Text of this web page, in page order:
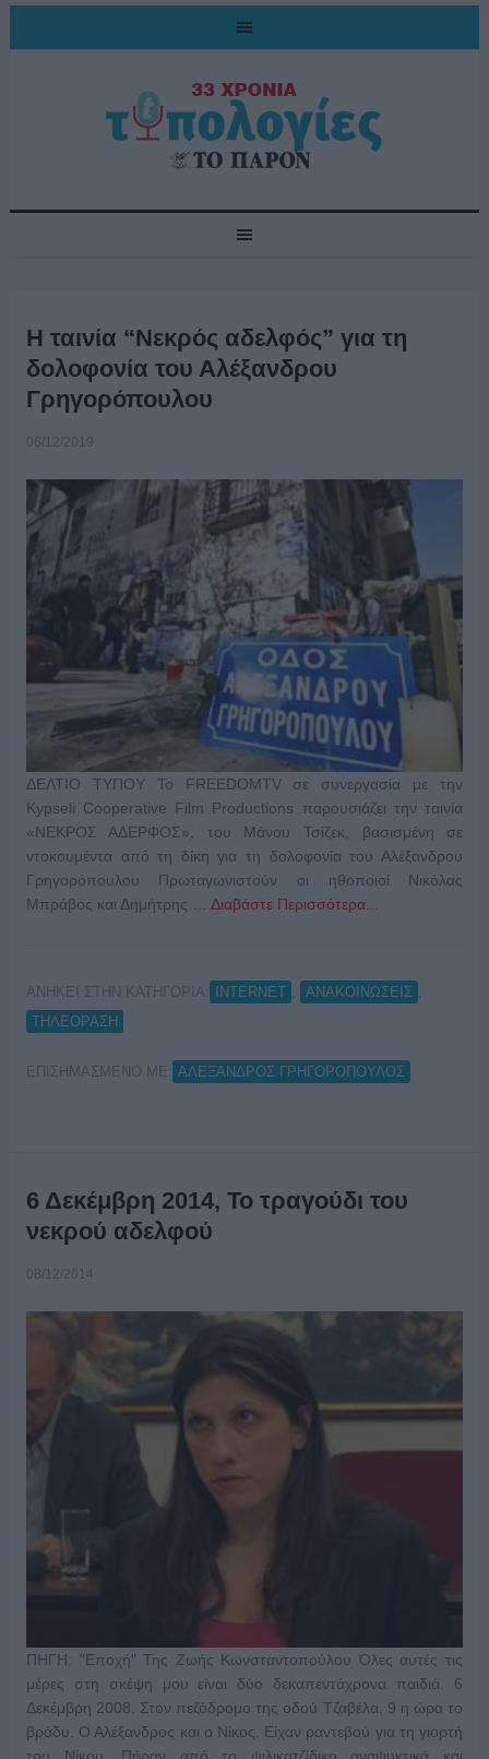
Η ταινία “Νεκρός αδελφός” για τη
δολοφονία του Αλέξανδρου
Γρηγορόπουλου
06/12/2019
ΔΕΛΤΙΟ ΤΥΠΟΥ Το FREEDOMTV σε συνεργασία με την
Kypseli Cooperative Film Productions παρουσιάζει την ταινία
«ΝΕΚΡΟΣ ΑΔΕΡΦΟΣ», του Μάνου Τσίζεκ, βασισμένη σε
ντοκουμέντα από τη δίκη για τη δολοφονία του Αλέξανδρου
Γρηγορόπουλου Πρωταγωνιστούν οι ηθοποιοί Νικόλας
Μπράβος και Δημήτρης … Διαβάστε Περισσότερα...
ΑΝΗΚΕΙ ΣΤΗΝ ΚΑΤΗΓΟΡΙΑ: INTERNET ΑΝΑΚΟΙΝΩΣΕΙΣ
ΤΗΛΕΟΡΑΣΗ
ΕΠΙΣΗΜΑΣΜΕΝΟ ΜΕ: ΑΛΕΞΑΝΔΡΟΣ ΓΡΗΓΟΡΟΠΟΥΛΟΣ
6 Δεκέμβρη 2014, Το τραγούδι του
νεκρού αδελφού
08/12/2014
ΠΗΓΗ: "Εποχή" Της Ζωής Κωνσταντοπούλου Όλες αυτές τις
μέρες στη σκέψη μου είναι δύο δεκαπεντάχρονα παιδιά. 6
Δεκέμβρη 2008. Στον πεζόδρομο της οδού Τζαβέλα, 9 η ώρα το
βράδυ. Ο Αλέξανδρος και ο Νίκος. Είχαν ραντεβού για τη γιορτή